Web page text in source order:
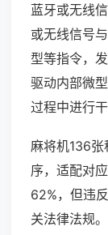
蓝牙或无线
或无线信号
型等指令，
驱动内部微
过程中进行
麻将机136
序，适配对
62%，但违
关法律法规。